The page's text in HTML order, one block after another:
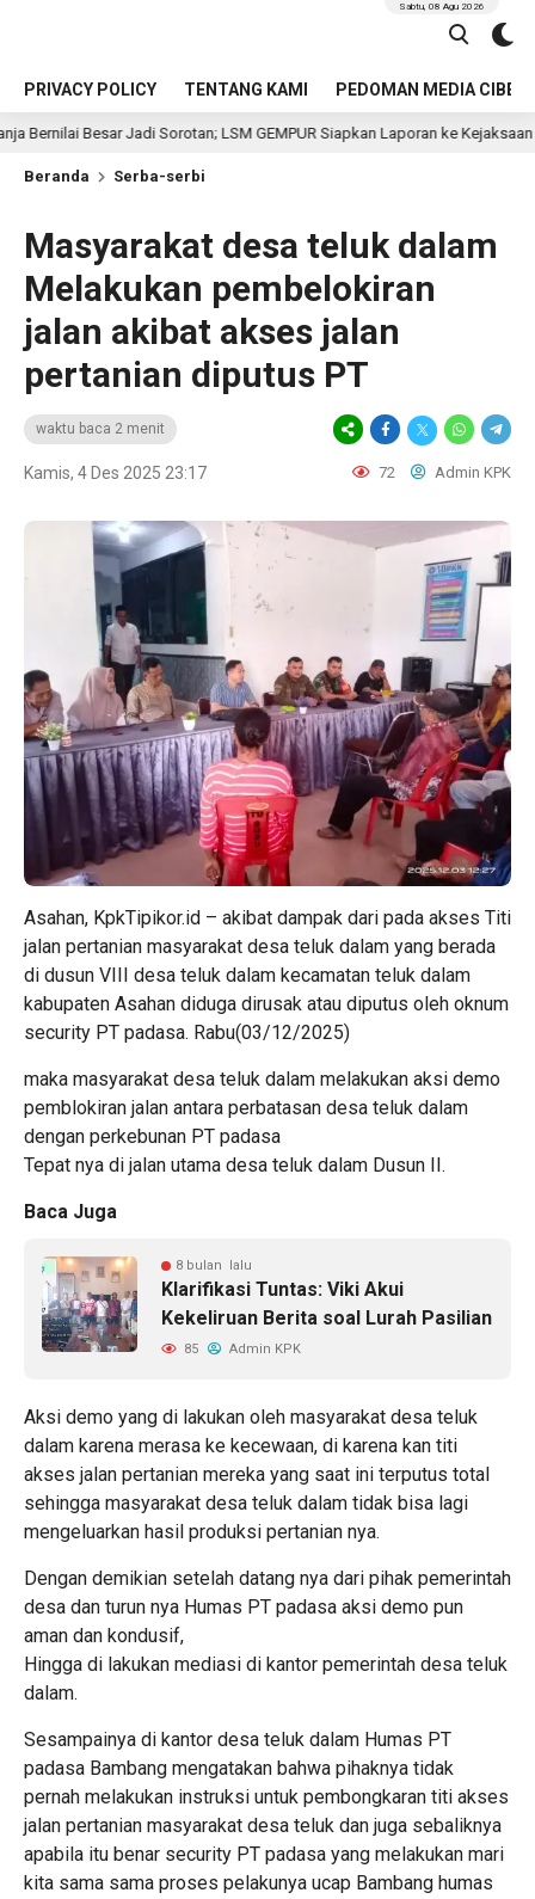
PRIVACY POLICY TENTANG KAMI PEDOMAN MEDIA CIBER
Sabtu, 08 Agu 2026
Jadi Sorotan; LSM GEMPUR Siapkan Laporan ke Kejaksaan 12
Beranda Serba-serbi
Masyarakat desa teluk dalam
Melakukan pembelokiran
jalan akibat akses jalan
pertanian diputus PT
waktu baca 2 menit
Kamis, 4 Des 2025 23:17 72 Admin KPK
Asahan, KpkTipikor.id – akibat dampak dari pada akses Titi
jalan pertanian masyarakat desa teluk dalam yang berada
di dusun VIII desa teluk dalam kecamatan teluk dalam
kabupaten Asahan diduga dirusak atau diputus oleh oknum
security PT padasa. Rabu(03/12/2025)
maka masyarakat desa teluk dalam melakukan aksi demo
pemblokiran jalan antara perbatasan desa teluk dalam
dengan perkebunan PT padasa
Tepat nya di jalan utama desa teluk dalam Dusun II.
Baca Juga
8 bulan lalu
Klarifikasi Tuntas: Viki Akui
Kekeliruan Berita soal Lurah Pasilian
85 Admin KPK
Aksi demo yang di lakukan oleh masyarakat desa teluk
dalam karena merasa ke kecewaan, di karena kan titi
akses jalan pertanian mereka yang saat ini terputus total
sehingga masyarakat desa teluk dalam tidak bisa lagi
mengeluarkan hasil produksi pertanian nya.
Dengan demikian setelah datang nya dari pihak pemerintah
desa dan turun nya Humas PT padasa aksi demo pun
aman dan kondusif,
Hingga di lakukan mediasi di kantor pemerintah desa teluk
dalam.
Sesampainya di kantor desa teluk dalam Humas PT
padasa Bambang mengatakan bahwa pihaknya tidak
pernah melakukan instruksi untuk pembongkaran titi akses
jalan pertanian masyarakat desa teluk dan juga sebaliknya
apabila itu benar security PT padasa yang melakukan mari
kita sama sama proses pelakunya ucap Bambang humas